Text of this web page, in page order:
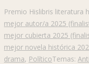
Premio Hislibris literatura
mejor autor/a 2025
mejor cubierta 2025
mejor novela histórica
drama, PolíticoTemas: